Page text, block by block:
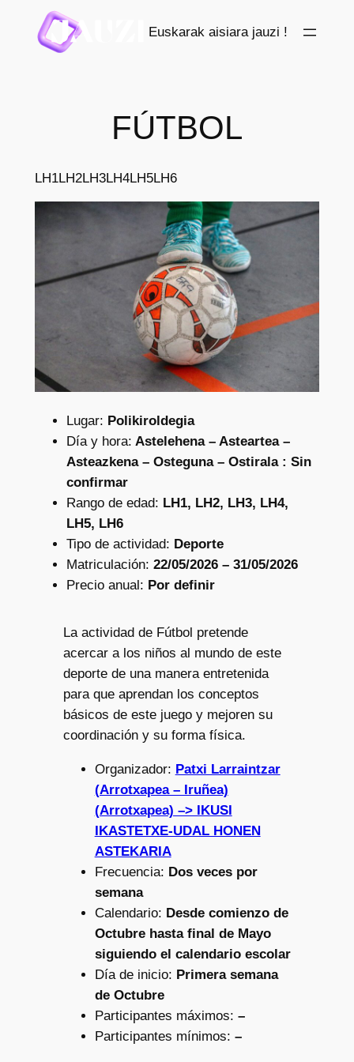
contenido
Euskarak aisiara jauzi !
FÚTBOL
LH1LH2LH3LH4LH5LH6
Lugar: Polikiroldegia
Día y hora: Astelehena – Asteartea –
Asteazkena – Osteguna – Ostirala : Sin
confirmar
Rango de edad: LH1, LH2, LH3, LH4,
LH5, LH6
Tipo de actividad: Deporte
Matriculación: 22/05/2026 – 31/05/2026
Precio anual: Por definir
La actividad de Fútbol pretende
acercar a los niños al mundo de este
deporte de una manera entretenida
para que aprendan los conceptos
básicos de este juego y mejoren su
coordinación y su forma física.
Organizador: Patxi Larraintzar
(Arrotxapea – Iruñea)
(Arrotxapea) –> IKUSI
IKASTETXE-UDAL HONEN
ASTEKARIA
Frecuencia: Dos veces por
semana
Calendario: Desde comienzo de
Octubre hasta final de Mayo
siguiendo el calendario escolar
Día de inicio: Primera semana
de Octubre
Participantes máximos: –
Participantes mínimos: –